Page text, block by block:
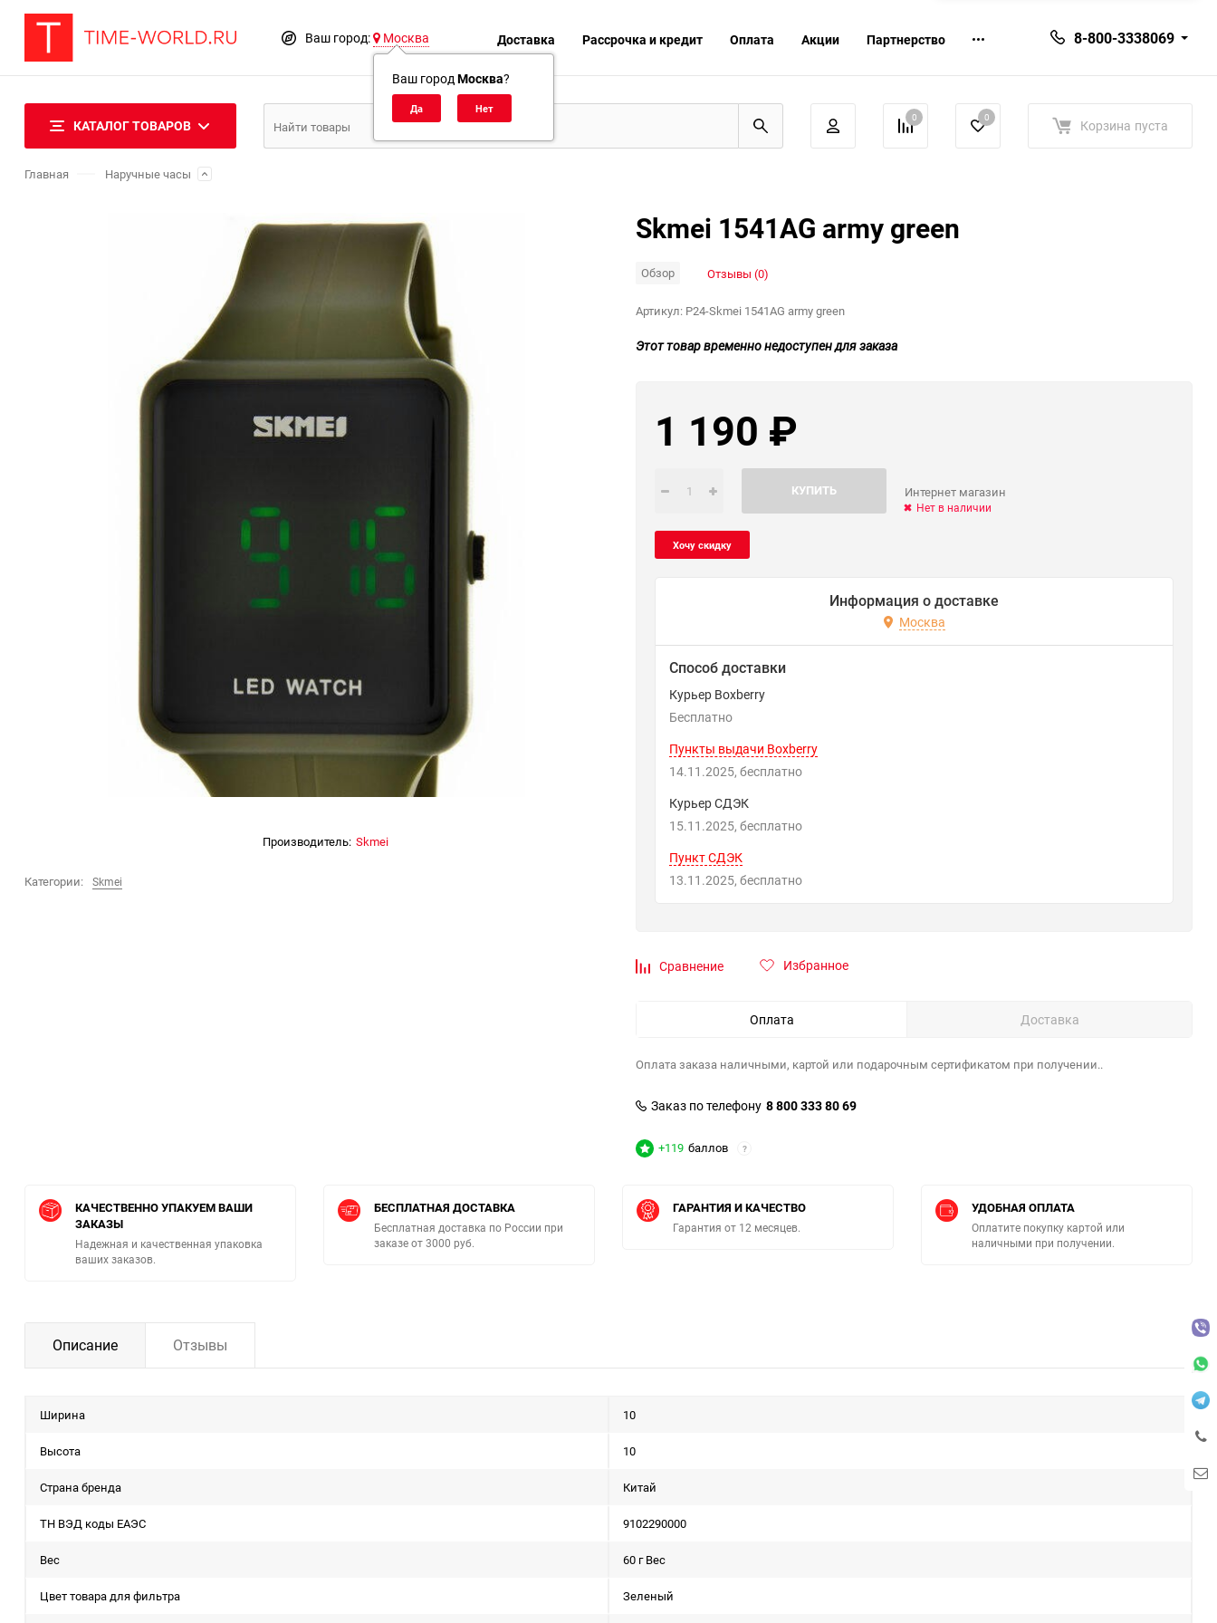
Ваш город: Москва
Ваш город Москва?
Доставка Рассрочка и кредит Оплата Акции Партнерство 8-800-3338069
КАТАЛОГ ТОВАРОВ 0 0 Корзина пуста
Главная Наручные часы
Производитель: Skmei
Категории: Skmei
Skmei 1541AG army green
Обзор Отзывы (0)
Артикул: P24-Skmei 1541AG army green
Этот товар временно недоступен для заказа
1 190 ₽
КУПИТЬ Интернет магазин
Нет в наличии
Информация о доставке
Москва
Способ доставки
Курьер Boxberry
Бесплатно
Пункты выдачи Boxberry
14.11.2025
Бесплатно
Курьер СДЭК
15.11.2025
Бесплатно
Пункт СДЭК
13.11.2025
Бесплатно
Сравнение Избранное
Оплата Доставка
Оплата заказа наличными, картой или подарочным сертификатом при получении..
Заказ по телефону 8 800 333 80 69
+119 баллов ?
КАЧЕСТВЕННО УПАКУЕМ ВАШИ
ЗАКАЗЫ
Надежная и качественная упаковка
ваших заказов.
БЕСПЛАТНАЯ ДОСТАВКА
Бесплатная доставка по России при
заказе от 3000 руб.
ГАРАНТИЯ И КАЧЕСТВО
Гарантия от 12 месяцев.
УДОБНАЯ ОПЛАТА
Оплатите покупку картой или
наличными при получении.
Описание Отзывы
Ширина 10
Высота 10
Страна бренда Китай
ТН ВЭД коды ЕАЭС 9102290000
Вес 60 г Вес
Цвет товара для фильтра Зеленый